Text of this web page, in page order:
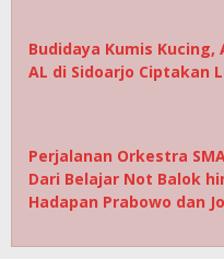
Budidaya Kumis Kucing,
AL di Sidoarjo Ciptakan
Perjalanan Orkestra
Dari Belajar Not Balok
Hadapan Prabowo dan